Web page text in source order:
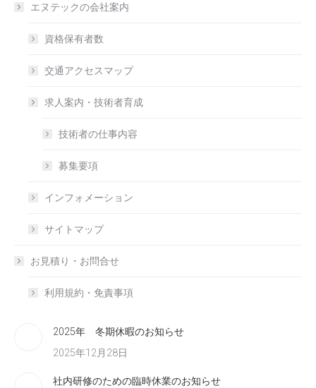
エヌテックの会社案内
資格保有者数
交通アクセスマップ
求人案内・技術者育成
技術者の仕事内容
募集要項
インフォメーション
サイトマップ
お見積り・お問合せ
利用規約・免責事項
2025年 冬期休暇のお知らせ
2025年12月28日
社内研修のための臨時休業のお知らせ